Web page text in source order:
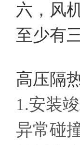
六，风
至少有
高压隔
1.安装
异常碰